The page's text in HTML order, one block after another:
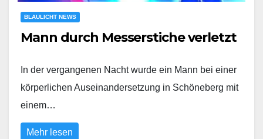
BLAULICHT NEWS
Mann durch Messerstiche verletzt
In der vergangenen Nacht wurde ein Mann bei einer
körperlichen Auseinandersetzung in Schöneberg mit
einem…
Mehr lesen